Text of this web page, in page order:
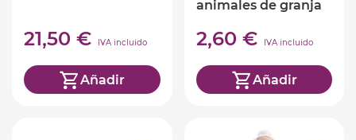
21,50 € IVA incluido
Añadir
animales de granja
2,60 € IVA incluido
Añadir